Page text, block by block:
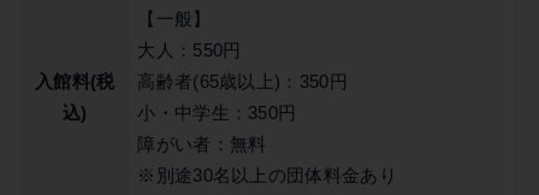
入館料(税
込)
【一般】
大人：550円
高齢者(65歳以上)：350円
小・中学生：350円
障がい者：無料
※別途30名以上の団体料金あり